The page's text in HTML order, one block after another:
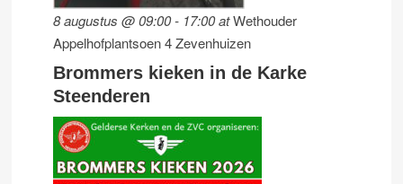
8 augustus @ 09:00- 17:00atWethouder
Appelhofplantsoen 4 Zevenhuizen
Brommers kieken in de Karke
Steenderen